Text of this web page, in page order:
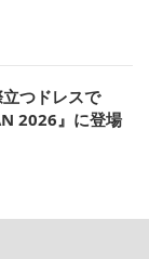
つドレスで
2026』に登場